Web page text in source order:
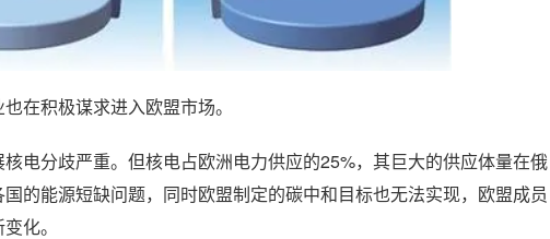
在积极谋求进入欧盟市场。
电分歧严重。但核电占欧洲电力供应的25%，其巨大的供应体量在俄
的能源短缺问题，同时欧盟制定的碳中和目标也无法实现，欧盟成员
化。